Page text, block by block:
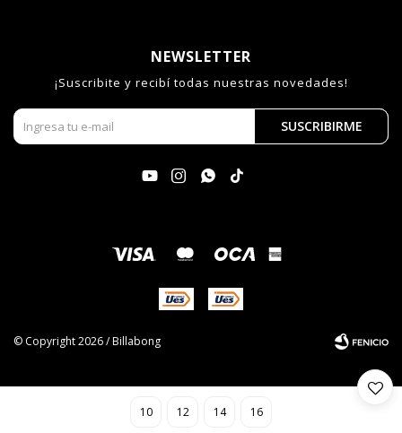
10 12 14 16
NEWSLETTER
¡Suscribite y recibí todas nuestras novedades!
SUSCRIBIRME
   
© Copyright 2026 / Billabong